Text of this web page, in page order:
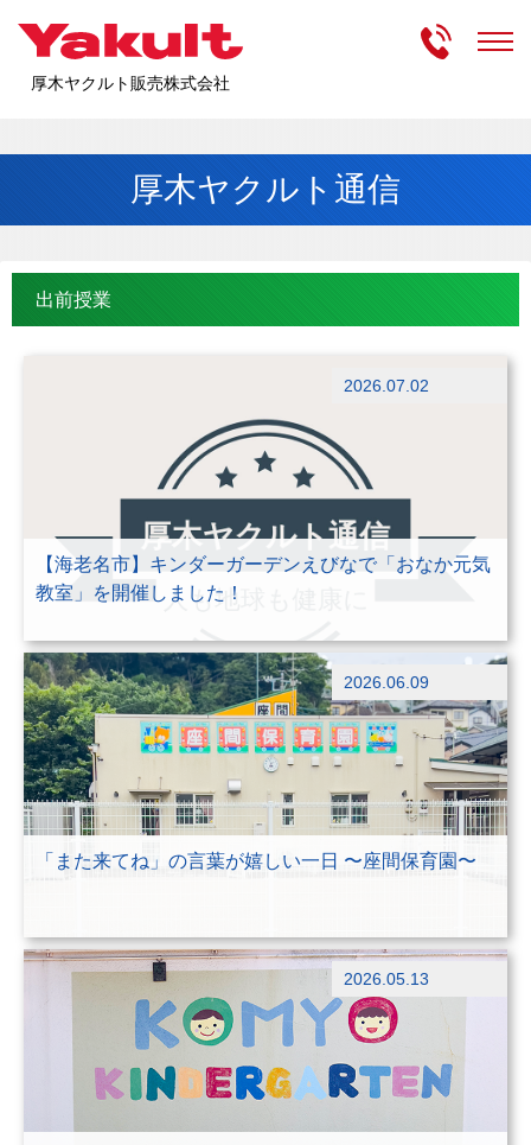
厚木ヤクルト販売株式会社
受付時
厚木ヤクルト通信
出前授業
2026.07.02
【海老名市】キンダーガーデンえびなで「おなか元気
教室」を開催しました！
ブログ
出前授業
2026.06.09
「また来てね」の言葉が嬉しい一日 〜座間保育園〜
ブログ
出前授業
2026.05.13